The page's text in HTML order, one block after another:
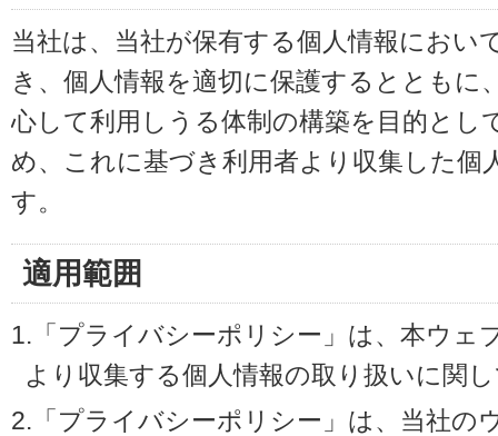
当社は、当社が保有する個人情報におい
き、個人情報を適切に保護するとともに
心して利用しうる体制の構築を目的とし
め、これに基づき利用者より収集した個
す。
適用範囲
1.「プライバシーポリシー」は、本ウェ
より収集する個人情報の取り扱いに関
2.「プライバシーポリシー」は、当社の